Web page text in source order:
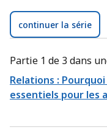
continuer la série
Partie 1 de 3 dans
Relations :
essentiels pour les